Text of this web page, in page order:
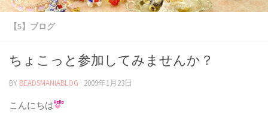
【5】ブログ
ちょこっと参加してみませんか？
BY BEADSMANIABLOG · 2009年1月23日
こんにちは